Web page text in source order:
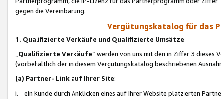
gegen die Vereinbarung.
Vergütungskatalog für das
1. Qualifizierte Verkäufe und Qualifizierte Umsätze
Qualifizierte Verkäufe“ werden von uns mit den in Ziffer 3
(vorbehaltlich der in diesem Vergütungskatalog beschriebenen
(a) Partner- Link auf Ihrer Site:
i. ein Kunde durch Anklicken eines auf Ihrer Website platzierten